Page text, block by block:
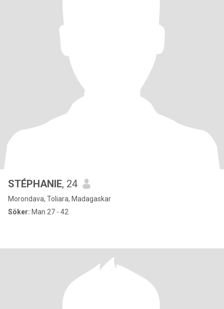
STÉPHANIE, 24
Morondava, Toliara, Madagaskar
Söker: Man 27 - 42